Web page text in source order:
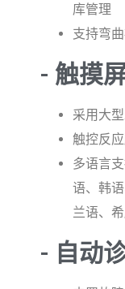
库管理
支持弯
- 触摸
采用大
触控反
多语言
语、韩
兰语、
- 自动